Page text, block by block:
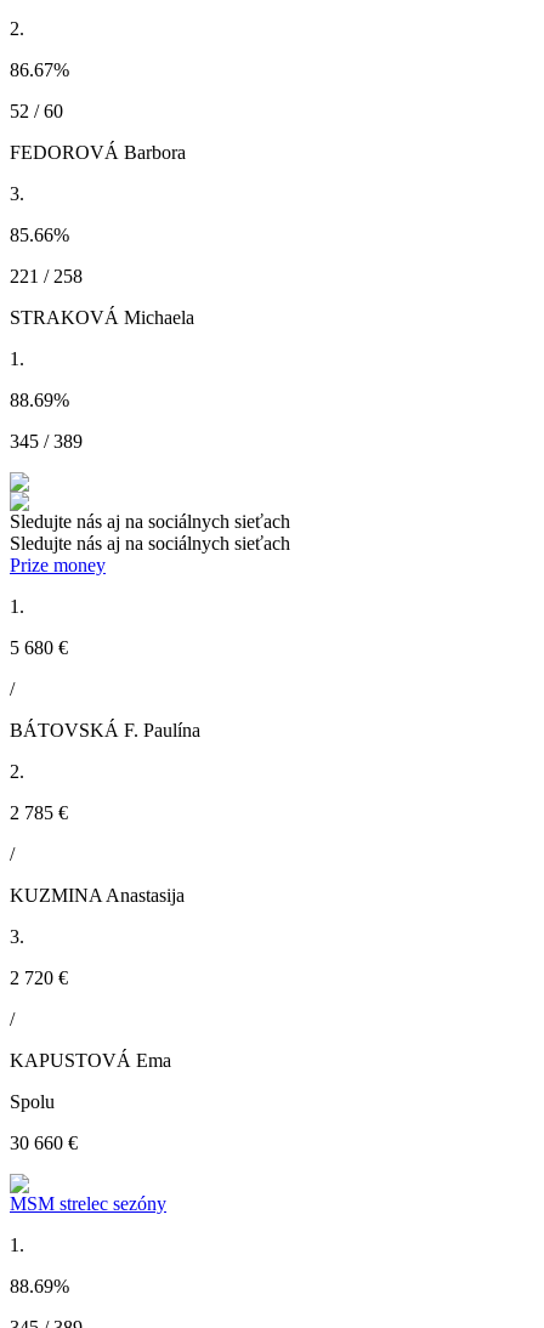
2.
86.67%
52 / 60
FEDOROVÁ Barbora
3.
85.66%
221 / 258
STRAKOVÁ Michaela
1.
88.69%
345 / 389
Sledujte nás aj na sociálnych sieťach
Sledujte nás aj na sociálnych sieťach
Prize money
1.
5 680 €
/
BÁTOVSKÁ F. Paulína
2.
2 785 €
/
KUZMINA Anastasija
3.
2 720 €
/
KAPUSTOVÁ Ema
Spolu
30 660 €
MSM strelec sezóny
1.
88.69%